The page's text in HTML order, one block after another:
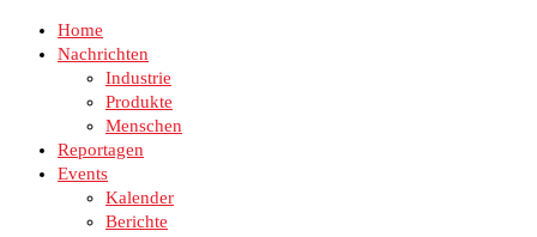
Home
Nachrichten
Industrie
Produkte
Menschen
Reportagen
Events
Kalender
Berichte